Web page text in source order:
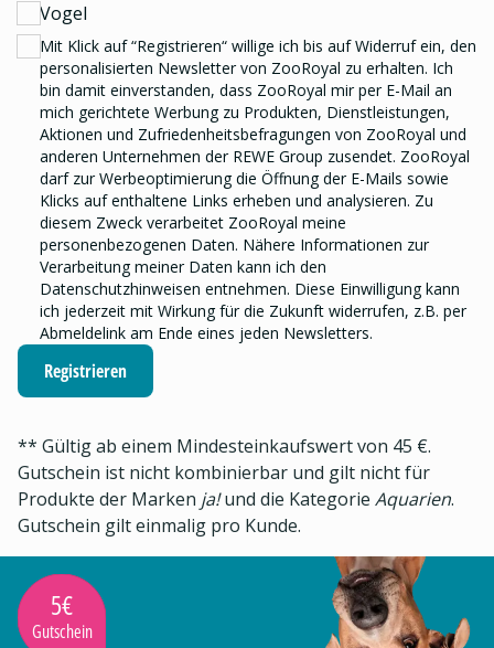
Vogel
Mit Klick auf “Registrieren“ willige ich bis auf Widerruf ein, den
personalisierten Newslettervon ZooRoyal zu erhalten. Ich
bin damit einverstanden, dass ZooRoyal mir per E-Mail an
mich gerichtete Werbung zu Produkten, Dienstleistungen,
Aktionen und Zufriedenheitsbefragungen von ZooRoyal und
anderen Unternehmen der REWE Group zusendet. ZooRoyal
darf zur Werbeoptimierung die Öffnung der E-Mails sowie
Klicks auf enthaltene Links erheben und analysieren. Zu
diesem Zweck verarbeitet ZooRoyal meine
personenbezogenen Daten. Nähere Informationen zur
Verarbeitung meiner Daten kann ich den
Datenschutzhinweisen entnehmen. Diese Einwilligung kann
ich jederzeit mit Wirkung für die Zukunft widerrufen, z.B. per
Abmeldelink am Ende eines jeden Newsletters.
Registrieren
** Gültig ab einem Mindesteinkaufswert von 45 €.
Gutschein ist nicht kombinierbar und gilt nicht für
Produkte der Marken ja!und die Kategorie Aquarien.
Gutschein gilt einmalig pro Kunde.
5€
Gutschein